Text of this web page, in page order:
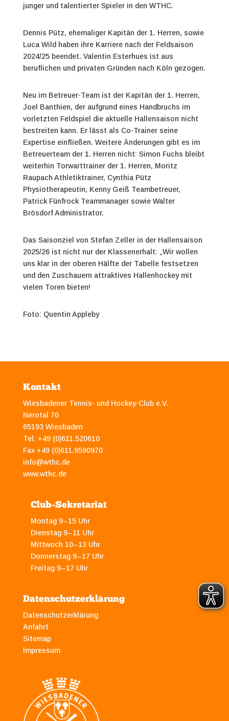
junger und talentierter Spieler in den WTHC.
Dennis Pütz, ehemaliger Kapitän der 1. Herren, sowie
Luca Wild haben ihre Karriere nach der Feldsaison
2024/25 beendet. Valentin Esterhues ist aus
beruflichen und privaten Gründen nach Köln gezogen.
Neu im Betreuer-Team ist der Kapitän der 1. Herren,
Joel Banthien, der aufgrund eines Handbruchs im
vorletzten Feldspiel die aktuelle Hallensaison nicht
bestreiten kann. Er lässt als Co-Trainer seine
Expertise einfließen. Weitere Änderungen gibt es im
Betreuerteam der 1. Herren nicht: Simon Fuchs bleibt
weiterhin Torwarttrainer der 1. Herren, Moritz
Raupach Athletiktrainer, Cynthia Pütz
Physiotherapeutin, Kenny Geiß Teambetreuer,
Patrick Fünfrock Teammanager sowie Walter
Brösdorf Administrator.
Das Saisonziel von Stefan Zeller in der Hallensaison
2025/26 ist nicht nur der Klassenerhalt: „Wir wollen
uns klar in der oberen Hälfte der Tabelle festsetzen
und den Zuschauern attraktives Hallenhockey mit
vielen Toren bieten!
Foto: Quentin Appleby
Kontakt
Wiesbadener Tennis- und Hockey-Club e.V.
Nerotal 70
65193 Wiesbaden
Tel. +49 (0)611.520610
Fax +49 (0)611.9590970
info@wthc.de
www.wthc.de
Club-Sekretariat
Montag 9–15 Uhr
Dienstag 9–11 Uhr
Mittwoch 10–13 Uhr
Donnerstag 9–17 Uhr
Freitag 9–17 Uhr
Datenschutzerklärung
Datenschutzerklärung
Anfahrt
Sitemap
Impressum